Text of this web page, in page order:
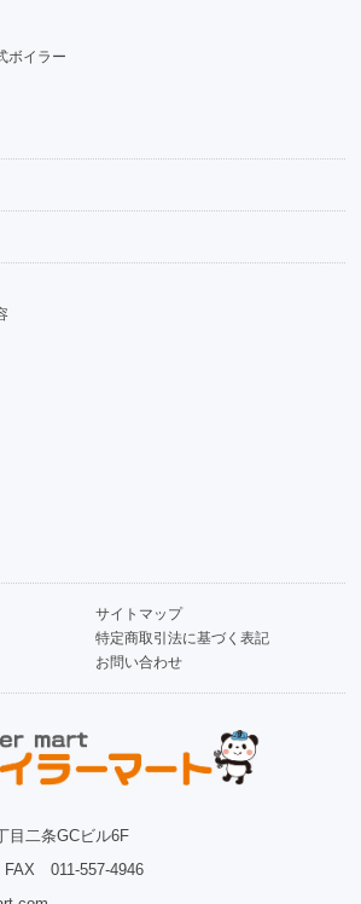
ボイラー
サイトマップ
特定商取引法に基づく表記
お問い合わせ
目二条GCビル6F
011-557-4946